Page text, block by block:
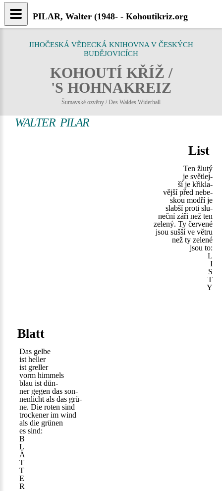
JIHOČESKÁ VĚDECKÁ KNIHOVNA V ČESKÝCH
BUDĚJOVICÍCH
KOHOUTÍ KŘÍŽ /
'S HOHNAKREIZ
Šumavské ozvěny / Des Waldes Widerhall
WALTER PILAR
List
Ten žlutý
je světlej-
ší je křikla-
vější před nebe-
skou modří je
slabší proti slu-
neční záři než ten
zelený. Ty červené
jsou sušší ve větru
než ty zelené
jsou to:
L
I
S
T
Y
Blatt
Das gelbe
ist heller
ist greller
vorm himmels
blau ist dün-
ner gegen das son-
nenlicht als das grü-
ne. Die roten sind
trockener im wind
als die grünen
es sind:
B
L
Ä
T
T
E
R
PILAR, Walter (1948- - Kohoutikriz.org